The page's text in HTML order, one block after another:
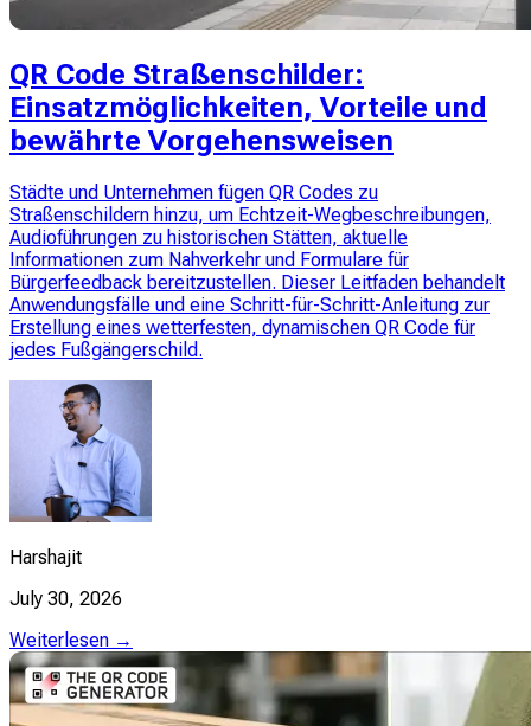
QR Code Straßenschilder:
Einsatzmöglichkeiten, Vorteile und
bewährte Vorgehensweisen
Städte und Unternehmen fügen QR Codes zu
Straßenschildern hinzu, um Echtzeit-Wegbeschreibungen,
Audioführungen zu historischen Stätten, aktuelle
Informationen zum Nahverkehr und Formulare für
Bürgerfeedback bereitzustellen. Dieser Leitfaden behandelt
Anwendungsfälle und eine Schritt-für-Schritt-Anleitung zur
Erstellung eines wetterfesten, dynamischen QR Code für
jedes Fußgängerschild.
Harshajit
July 30, 2026
Weiterlesen →